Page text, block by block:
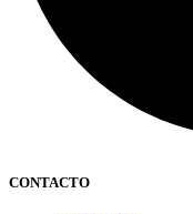
CONTACTO